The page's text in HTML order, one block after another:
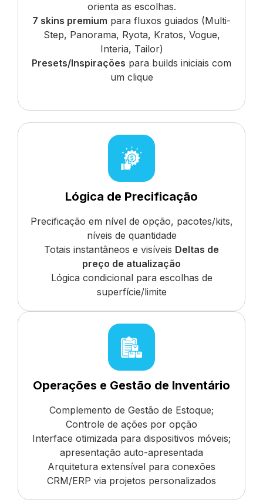
orienta as escolhas.
7 skins premium para fluxos guiados (Multi-
Step, Panorama, Ryota, Kratos, Vogue,
Interia, Tailor)
Presets/Inspirações para builds iniciais com
um clique
Lógica de Precificação
Precificação em nível de opção, pacotes/kits,
níveis de quantidade
Totais instantâneos e visíveis Deltas de
preço de atualização
Lógica condicional para escolhas de
superfície/limite
Operações e Gestão de Inventário
Complemento de Gestão de Estoque;
Controle de ações por opção
Interface otimizada para dispositivos móveis;
apresentação auto-apresentada
Arquitetura extensível para conexões
CRM/ERP via projetos personalizados